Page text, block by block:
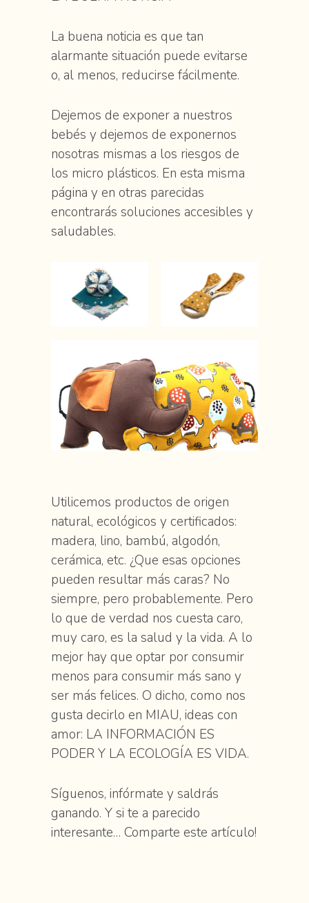
La buena noticia es que tan
alarmante situación puede evitarse
o, al menos, reducirse fácilmente.
Dejemos de exponer a nuestros
bebés y dejemos de exponernos
nosotras mismas a los riesgos de
los micro plásticos. En esta misma
página y en otras parecidas
encontrarás soluciones accesibles y
saludables.
Utilicemos productos de origen
natural, ecológicos y certificados:
madera, lino, bambú, algodón,
cerámica, etc. ¿Que esas opciones
pueden resultar más caras? No
siempre, pero probablemente. Pero
lo que de verdad nos cuesta caro,
muy caro, es la salud y la vida. A lo
mejor hay que optar por consumir
menos para consumir más sano y
ser más felices. O dicho, como nos
gusta decirlo en MIAU, ideas con
amor: LA INFORMACIÓN ES
PODER Y LA ECOLOGÍA ES VIDA.
Síguenos, infórmate y saldrás
ganando. Y si te a parecido
interesante… Comparte este artículo!